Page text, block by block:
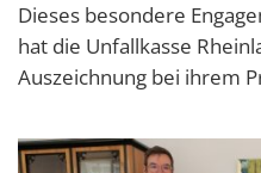
Dieses besondere
hat die Unfallkasse
Auszeichnung bei ihrem